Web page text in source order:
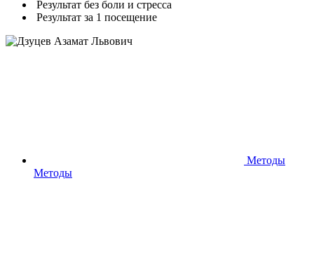
Результат без боли и стресса
Результат за 1 посещение
Методы
Методы